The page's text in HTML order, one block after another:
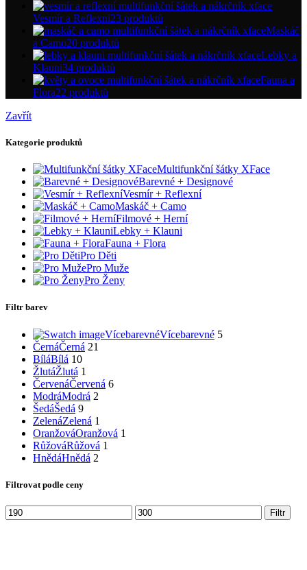
Vesmír a Reflexní23 produktů
Maskáč
a Camo20 produktů
Lebky a
Klauni34 produktů
Fauna a
Flora22 produktů
Zavřít
Kategorie produktů
Multifunkční šátky XFace
Barevné + Designové
Vesmír + Reflexní
Maskáč + Camo
Filmové + Herní
Lebky + Klauni
Fauna + Flora
Pro Děti
Pro Muže
Pro Ženy
Filtr barev
VícebarevnéVícebarevné 5
ČernáČerná 21
BíláBílá 10
ŽlutáŽlutá 1
ČervenáČervená 6
ModráModrá 2
ŠedáŠedá 9
ZelenáZelená 1
OranžováOranžová 1
RůžováRůžová 1
HnědáHnědá 2
Filtrovat podle ceny
Minimální
cena
Maximální
cena
Filtr